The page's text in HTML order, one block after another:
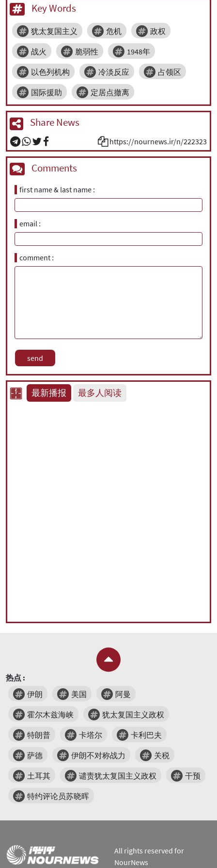
Key Words
犹太复国主义 危机 政权
战火 脆弱性 1948年
以色列机构 冷淡反应 占领区
国际援助 定居点撤离
Share News
https://nournews.ir/n/222323
Comments
first name & last name
email
comment
最新播报 最多人阅读
热点 :
伊朗
美国 阿曼
霍尔木兹海峡 犹太复国主义政权
特朗普 卡塔尔 卡利巴夫
萨德 伊朗不对称战力 关税
土耳其 谴责犹太复国主义政权 干预
特约评论员苏晓晖
All rights reserved for
NourNews